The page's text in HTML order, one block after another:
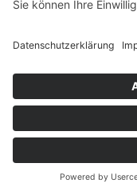
just figured
… weil ich ja
Geschichten
Johann
aber als ich mit
konnte ich das
das sei
Viel später, im